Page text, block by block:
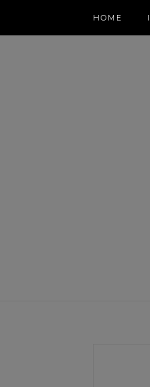
HOME